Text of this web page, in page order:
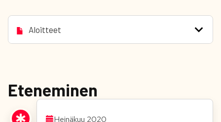
Aloitteet
Eteneminen
Heinäkuu 2020